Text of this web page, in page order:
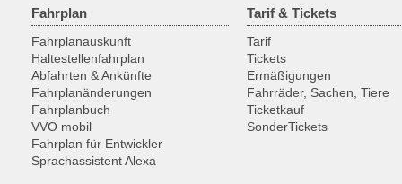
Fahrplan
Fahrplanauskunft
Haltestellenfahrplan
Abfahrten & Ankünfte
Fahrplanänderungen
Fahrplanbuch
VVO mobil
Fahrplan für Entwickler
Sprachassistent Alexa
Tarif & Tickets
Tarif
Tickets
Ermäßigungen
Fahrräder, Sachen, Tiere
Ticketkauf
SonderTickets